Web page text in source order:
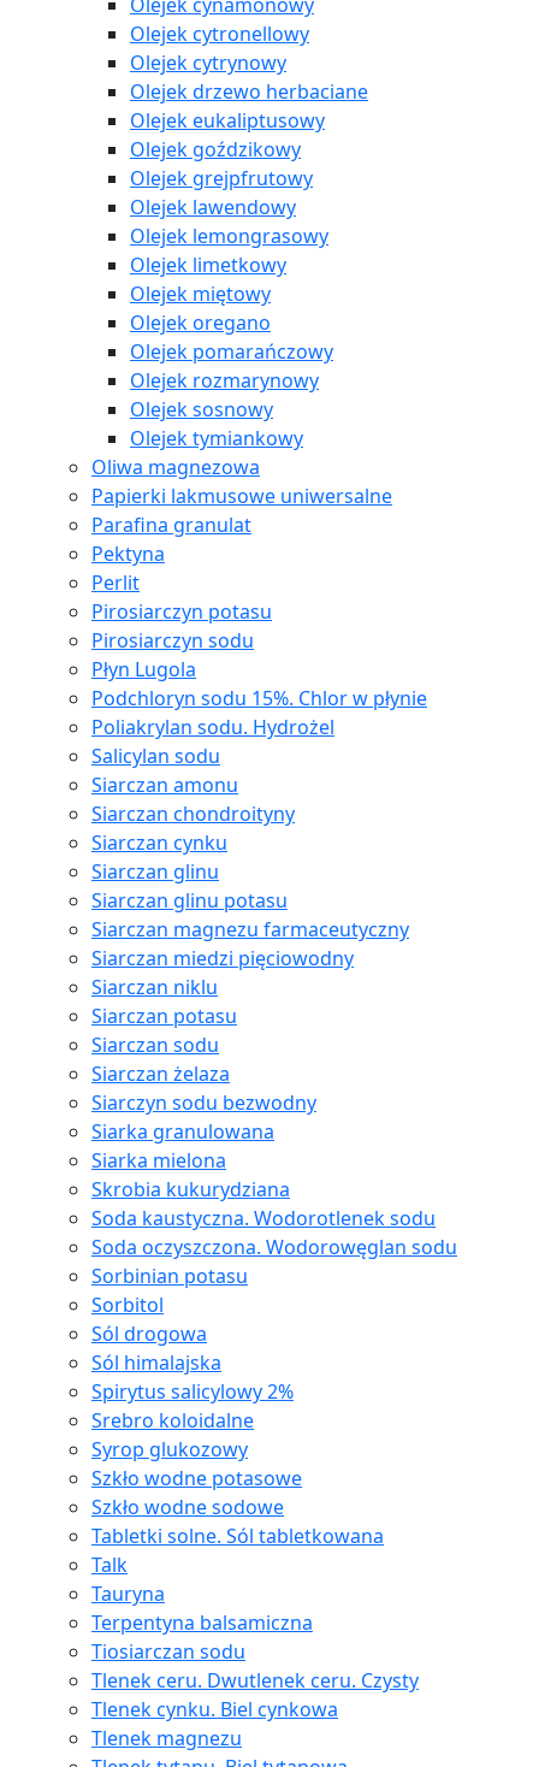
Olejek cytronellowy
Olejek cytrynowy
Olejek drzewo herbaciane
Olejek eukaliptusowy
Olejek goździkowy
Olejek grejpfrutowy
Olejek lawendowy
Olejek lemongrasowy
Olejek limetkowy
Olejek miętowy
Olejek oregano
Olejek pomarańczowy
Olejek rozmarynowy
Olejek sosnowy
Olejek tymiankowy
Oliwa magnezowa
Papierki lakmusowe uniwersalne
Parafina granulat
Pektyna
Perlit
Pirosiarczyn potasu
Pirosiarczyn sodu
Płyn Lugola
Podchloryn sodu 15%. Chlor w płynie
Poliakrylan sodu. Hydrożel
Salicylan sodu
Siarczan amonu
Siarczan chondroityny
Siarczan cynku
Siarczan glinu
Siarczan glinu potasu
Siarczan magnezu farmaceutyczny
Siarczan miedzi pięciowodny
Siarczan niklu
Siarczan potasu
Siarczan sodu
Siarczan żelaza
Siarczyn sodu bezwodny
Siarka granulowana
Siarka mielona
Skrobia kukurydziana
Soda kaustyczna. Wodorotlenek sodu
Soda oczyszczona. Wodorowęglan sodu
Sorbinian potasu
Sorbitol
Sól drogowa
Sól himalajska
Spirytus salicylowy 2%
Srebro koloidalne
Syrop glukozowy
Szkło wodne potasowe
Szkło wodne sodowe
Tabletki solne. Sól tabletkowana
Talk
Tauryna
Terpentyna balsamiczna
Tiosiarczan sodu
Tlenek ceru. Dwutlenek ceru. Czysty
Tlenek cynku. Biel cynkowa
Tlenek magnezu